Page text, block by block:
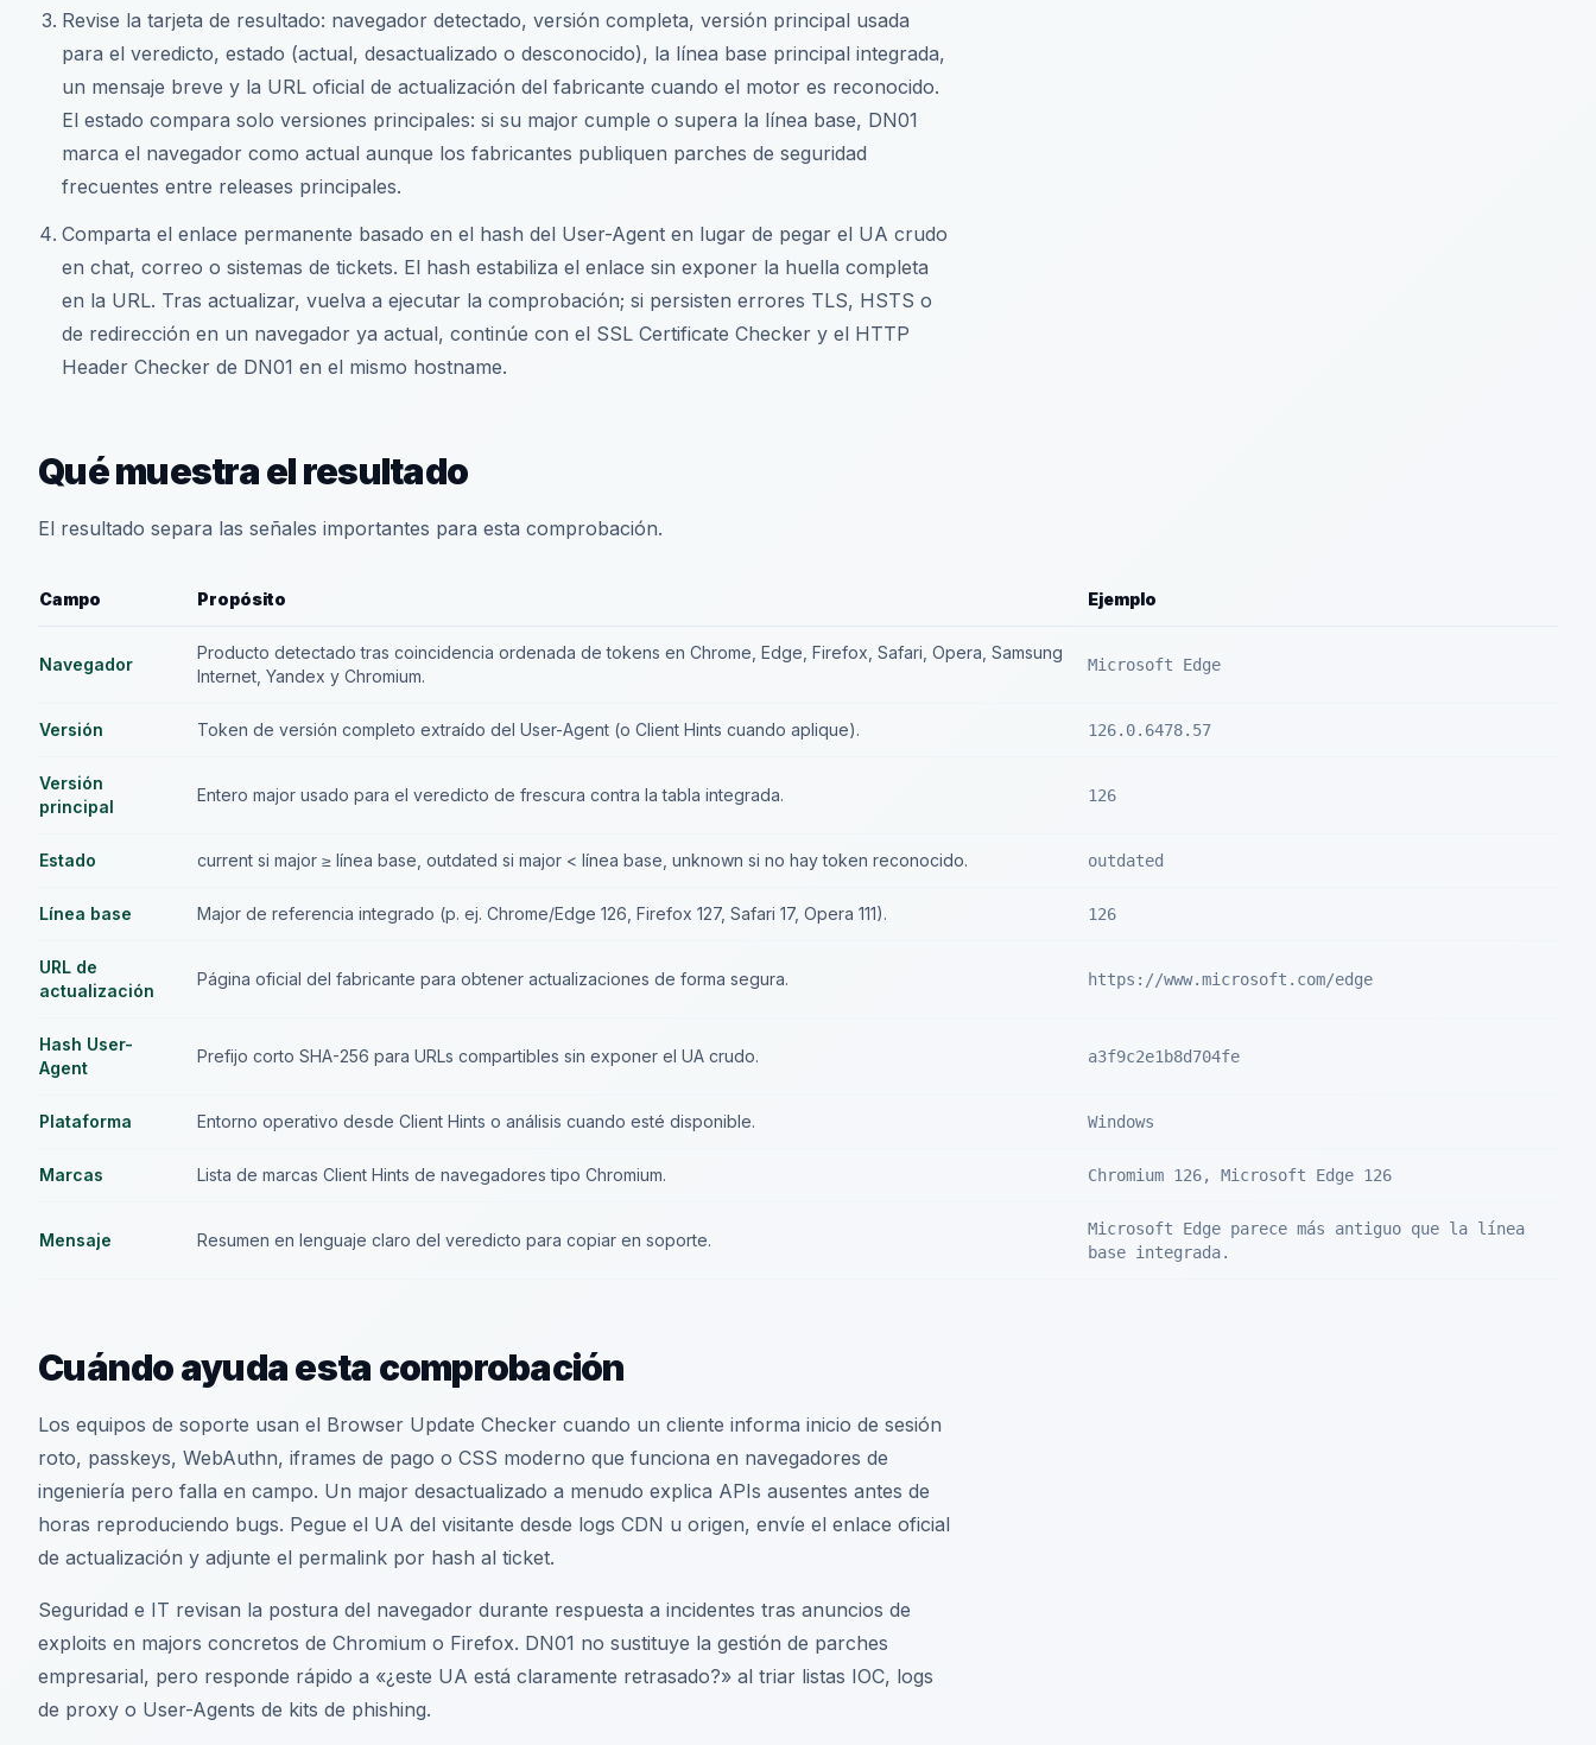
Revise la tarjeta de resultado: navegador detectado, versión completa, versión principal usada
para el veredicto, estado (actual, desactualizado o desconocido), la línea base principal integrada,
un mensaje breve y la URL oficial de actualización del fabricante cuando el motor es reconocido.
El estado compara solo versiones principales: si su major cumple o supera la línea base, DN01
marca el navegador como actual aunque los fabricantes publiquen parches de seguridad
frecuentes entre releases principales.
Comparta el enlace permanente basado en el hash del User-Agent en lugar de pegar el UA crudo
en chat, correo o sistemas de tickets. El hash estabiliza el enlace sin exponer la huella completa
en la URL. Tras actualizar, vuelva a ejecutar la comprobación; si persisten errores TLS, HSTS o
de redirección en un navegador ya actual, continúe con el SSL Certificate Checker y el HTTP
Header Checker de DN01 en el mismo hostname.
Qué muestra el resultado
El resultado separa las señales importantes para esta comprobación.
Campo Propósito Ejemplo
Navegador
Producto detectado tras coincidencia ordenada de tokens en Chrome, Edge, Firefox, Safari, Opera, Samsung
Internet, Yandex y Chromium.
Microsoft Edge
Versión Token de versión completo extraído del User-Agent (o Client Hints cuando aplique). 126.0.6478.57
Versión
principal
Entero major usado para el veredicto de frescura contra la tabla integrada. 126
Estado current si major ≥ línea base, outdated si major < línea base, unknown si no hay token reconocido. outdated
Línea base Major de referencia integrado (p. ej. Chrome/Edge 126, Firefox 127, Safari 17, Opera 111). 126
URL de
actualización
Página oficial del fabricante para obtener actualizaciones de forma segura. https://www.microsoft.com/edge
Hash User-
Agent
Prefijo corto SHA-256 para URLs compartibles sin exponer el UA crudo. a3f9c2e1b8d704fe
Plataforma Entorno operativo desde Client Hints o análisis cuando esté disponible. Windows
Marcas Lista de marcas Client Hints de navegadores tipo Chromium. Chromium 126, Microsoft Edge 126
Mensaje Resumen en lenguaje claro del veredicto para copiar en soporte.
Microsoft Edge parece más antiguo que la línea
base integrada.
Cuándo ayuda esta comprobación
Los equipos de soporte usan el Browser Update Checker cuando un cliente informa inicio de sesión
roto, passkeys, WebAuthn, iframes de pago o CSS moderno que funciona en navegadores de
ingeniería pero falla en campo. Un major desactualizado a menudo explica APIs ausentes antes de
horas reproduciendo bugs. Pegue el UA del visitante desde logs CDN u origen, envíe el enlace oficial
de actualización y adjunte el permalink por hash al ticket.
Seguridad e IT revisan la postura del navegador durante respuesta a incidentes tras anuncios de
exploits en majors concretos de Chromium o Firefox. DN01 no sustituye la gestión de parches
empresarial, pero responde rápido a «¿este UA está claramente retrasado?» al triar listas IOC, logs
de proxy o User-Agents de kits de phishing.